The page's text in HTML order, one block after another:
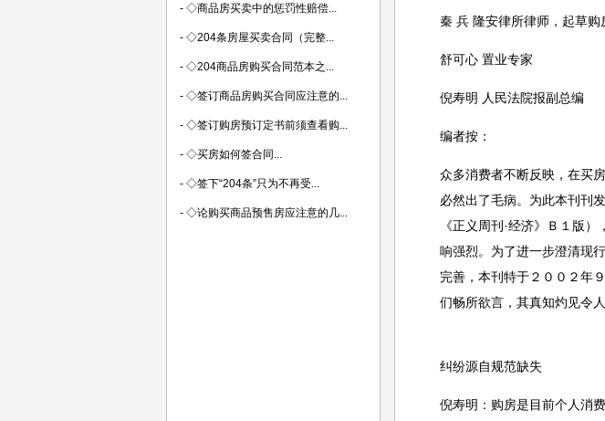
秦 兵 隆安律所律师，起草购
舒可心 置业专家
倪寿明 人民法院报副总编
编者按：
众多消费者不断反映，在买
必然出了毛病。为此本刊刊
《正义周刊·经济》Ｂ１版
响强烈。为了进一步澄清现
完善，本刊特于２００２年
们畅所欲言，其真知灼见令人
纠纷源自规范缺失
倪寿明：购房是目前个人消
- ◇商品房买卖中的惩罚性赔偿...
- ◇204条房屋买卖合同（完整...
- ◇204商品房购买合同范本之...
- ◇签订商品房购买合同应注意的...
- ◇签订购房预订定书前须查看购...
- ◇买房如何签合同...
- ◇签下“204条”只为不再受...
- ◇论购买商品预售房应注意的几...